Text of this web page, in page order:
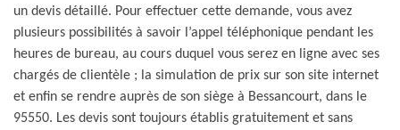
un devis détaillé. Pour effectuer cette demande, vous avez
plusieurs possibilités à savoir l’appel téléphonique pendant les
heures de bureau, au cours duquel vous serez en ligne avec ses
chargés de clientèle ; la simulation de prix sur son site internet
et enfin se rendre auprès de son siège à Bessancourt, dans le
95550. Les devis sont toujours établis gratuitement et sans